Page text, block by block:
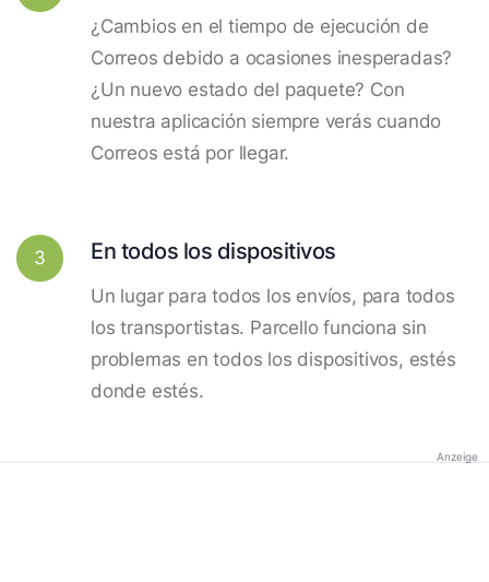
¿Cambios en el tiempo de ejecución de
Correos debido a ocasiones inesperadas?
¿Un nuevo estado del paquete? Con
nuestra aplicación siempre verás cuando
Correos está por llegar.
3 En todos los dispositivos
Un lugar para todos los envíos, para todos
los transportistas. Parcello funciona sin
problemas en todos los dispositivos, estés
donde estés.
Anzeige